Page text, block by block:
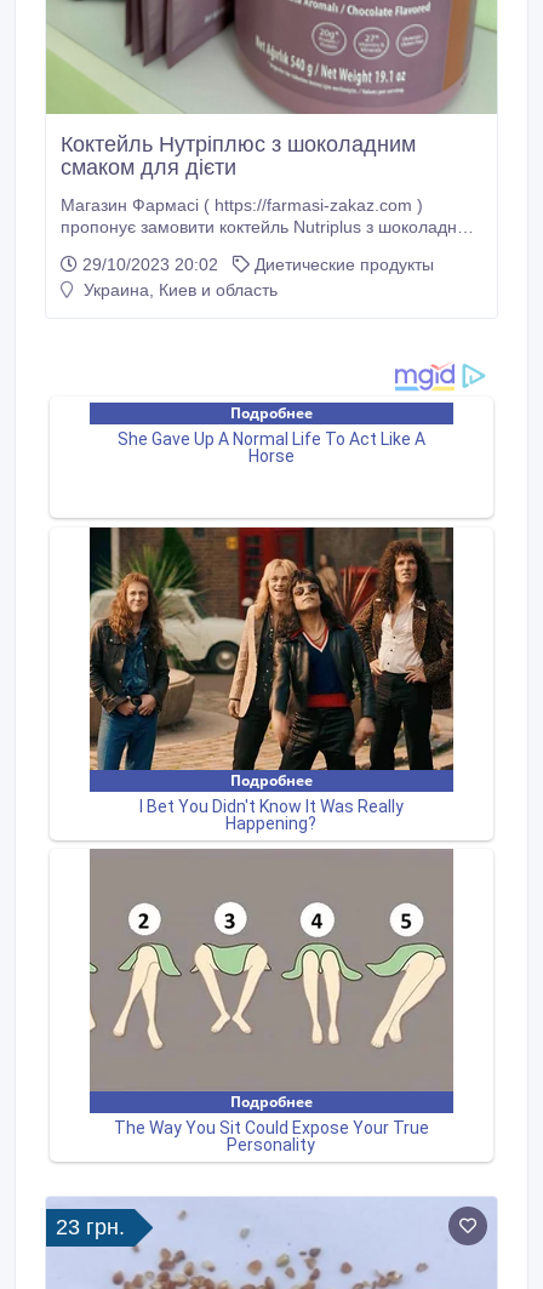
Коктейль Нутріплюс з шоколадним
смаком для дієти
Магазин Фармасі ( https://farmasi-zakaz.com )
пропонує замовити коктейль Nutriplus з шоколадним
замінювати один прийом їжі і таким чином
підтримувати дієту. Дієвий коктейль Nutriplus зі
29/10/2023 20:02
Диетические продукты
Украина, Киев и область
23 грн.